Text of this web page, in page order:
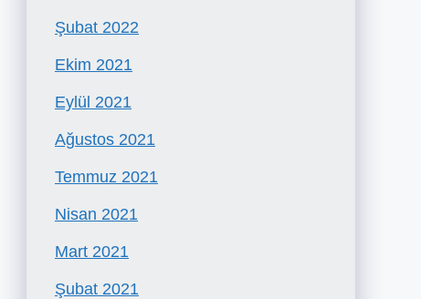
Şubat 2022
Ekim 2021
Eylül 2021
Ağustos 2021
Temmuz 2021
Nisan 2021
Mart 2021
Şubat 2021